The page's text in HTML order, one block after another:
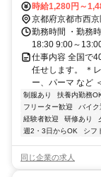
心◎無理なく続けら
時給1,280円～
京都府京都市西
勤務時間 ・勤務
18:30 9:00～
仕事内容 全国で
任せします。 ＊
ー、パーマ など
制服あり 扶養内勤務
フリーター歓迎
バイ
経験者歓迎
研修あり
週2・3日からOK
シフ
同じ企業の求人